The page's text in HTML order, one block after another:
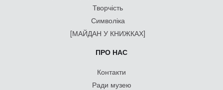
Творчість
Символіка
[МАЙДАН У КНИЖКАХ]
ПРО НАС
Контакти
Ради музею